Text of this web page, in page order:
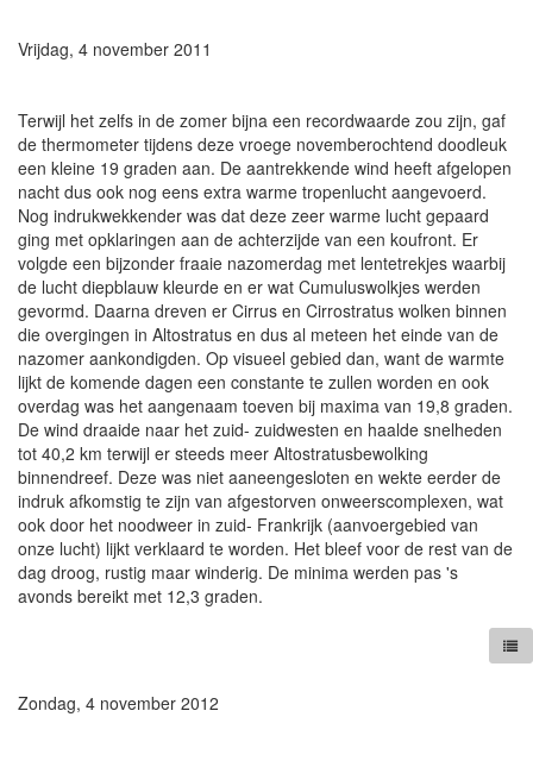
Vrijdag, 4 november 2011
Terwijl het zelfs in de zomer bijna een recordwaarde zou zijn, gaf
de thermometer tijdens deze vroege novemberochtend doodleuk
een kleine 19 graden aan. De aantrekkende wind heeft afgelopen
nacht dus ook nog eens extra warme tropenlucht aangevoerd.
Nog indrukwekkender was dat deze zeer warme lucht gepaard
ging met opklaringen aan de achterzijde van een koufront. Er
volgde een bijzonder fraaie nazomerdag met lentetrekjes waarbij
de lucht diepblauw kleurde en er wat Cumuluswolkjes werden
gevormd. Daarna dreven er Cirrus en Cirrostratus wolken binnen
die overgingen in Altostratus en dus al meteen het einde van de
nazomer aankondigden. Op visueel gebied dan, want de warmte
lijkt de komende dagen een constante te zullen worden en ook
overdag was het aangenaam toeven bij maxima van 19,8 graden.
De wind draaide naar het zuid- zuidwesten en haalde snelheden
tot 40,2 km terwijl er steeds meer Altostratusbewolking
binnendreef. Deze was niet aaneengesloten en wekte eerder de
indruk afkomstig te zijn van afgestorven onweerscomplexen, wat
ook door het noodweer in zuid- Frankrijk (aanvoergebied van
onze lucht) lijkt verklaard te worden. Het bleef voor de rest van de
dag droog, rustig maar winderig. De minima werden pas 's
avonds bereikt met 12,3 graden.
Zondag, 4 november 2012